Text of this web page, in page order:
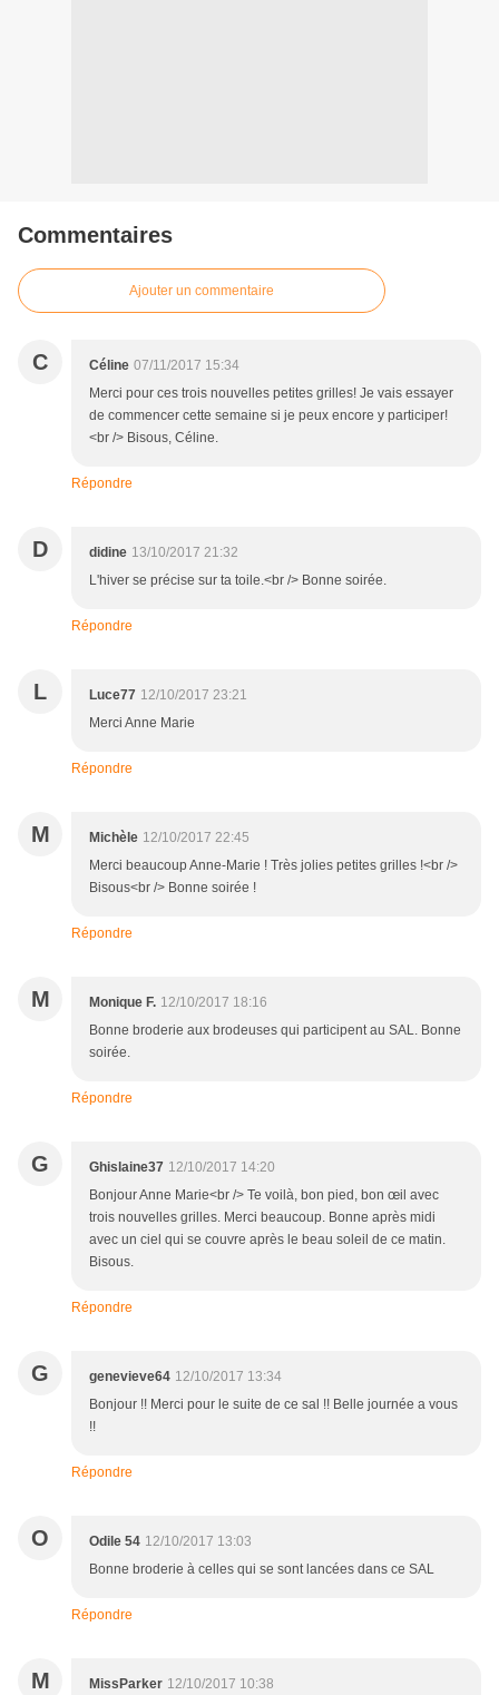
Commentaires
Ajouter un commentaire
C Céline 07/11/2017 15:34
Merci pour ces trois nouvelles petites grilles! Je vais essayer
de commencer cette semaine si je peux encore y participer!
<br /> Bisous, Céline.
Répondre
D didine 13/10/2017 21:32
L'hiver se précise sur ta toile.<br /> Bonne soirée.
Répondre
L Luce77 12/10/2017 23:21
Merci Anne Marie
Répondre
M Michèle 12/10/2017 22:45
Merci beaucoup Anne-Marie ! Très jolies petites grilles !<br />
Bisous<br /> Bonne soirée !
Répondre
M Monique F. 12/10/2017 18:16
Bonne broderie aux brodeuses qui participent au SAL. Bonne
soirée.
Répondre
G Ghislaine37 12/10/2017 14:20
Bonjour Anne Marie<br /> Te voilà, bon pied, bon œil avec
trois nouvelles grilles. Merci beaucoup. Bonne après midi
avec un ciel qui se couvre après le beau soleil de ce matin.
Bisous.
Répondre
G genevieve64 12/10/2017 13:34
Bonjour !! Merci pour le suite de ce sal !! Belle journée a vous
!!
Répondre
O Odile 54 12/10/2017 13:03
Bonne broderie à celles qui se sont lancées dans ce SAL
Répondre
M MissParker 12/10/2017 10:38